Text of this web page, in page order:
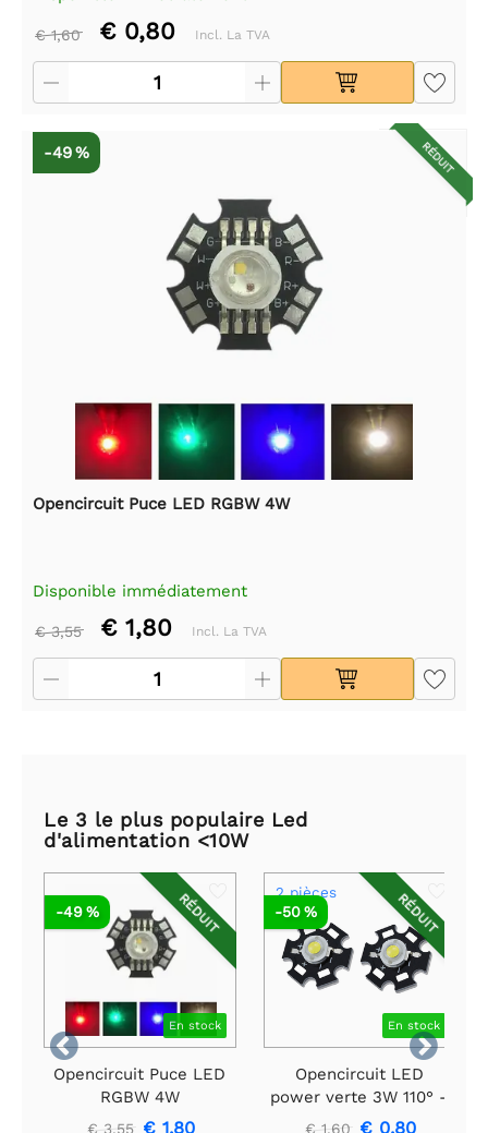
€ 1,60 € 0,80 Incl. La TVA
RÉDUIT
-49 %
Opencircuit Puce LED RGBW 4W
Disponible immédiatement
€ 3,55 € 1,80 Incl. La TVA
Le 3 le plus populaire Led
d'alimentation <10W


RÉDUIT
En stock
-49 %
Opencircuit Puce LED
RGBW 4W
€ 3,55 € 1,80
RÉDUIT
2 pièces
En stock
-50 %
Opencircuit LED
power verte 3W 110° -
2 pièces
€ 1,60 € 0,80